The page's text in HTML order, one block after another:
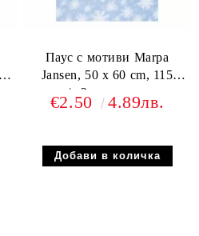
Паус с мотиви Marpa
Jansen, 50 x 60 cm, 115
g/m2, снежинки
€2.50 4.89лв.